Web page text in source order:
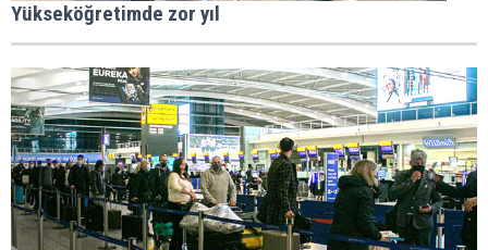
Yükseköğretimde zor yıl